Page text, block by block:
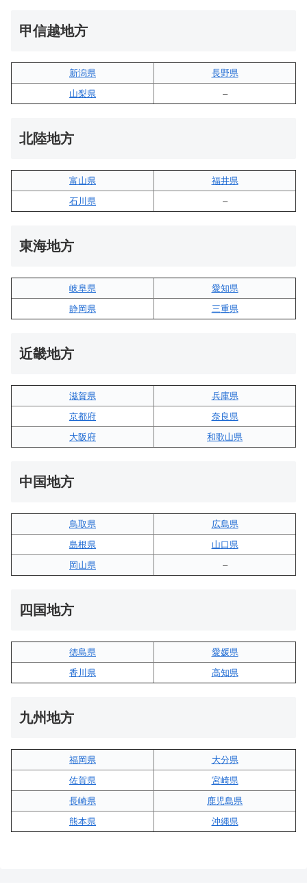
甲信越地方
新潟県
長野県
山梨県
–
北陸地方
富山県
福井県
石川県
–
東海地方
岐阜県
愛知県
静岡県
三重県
近畿地方
滋賀県
兵庫県
京都府
奈良県
大阪府
和歌山県
中国地方
鳥取県
広島県
島根県
山口県
岡山県
–
四国地方
徳島県
愛媛県
香川県
高知県
九州地方
福岡県
大分県
佐賀県
宮崎県
長崎県
鹿児島県
熊本県
沖縄県